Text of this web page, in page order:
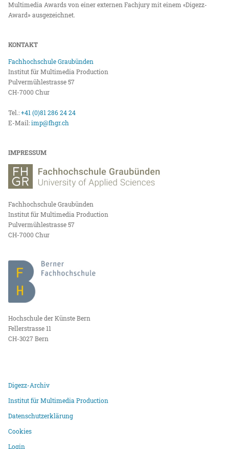
Multimedia Awards von einer externen Fachjury mit einem «Digezz-
Award» ausgezeichnet.
KONTAKT
Fachhochschule Graubünden
Institut für Multimedia Production
Pulvermühlestrasse 57
CH-7000 Chur
Tel.:+41 (0)81 286 24 24
E-Mail:imp@fhgr.ch
IMPRESSUM
Fachhochschule Graubünden
Institut für Multimedia Production
Pulvermühlestrasse 57
CH-7000 Chur
Hochschule der Künste Bern
Fellerstrasse 11
CH-3027 Bern
Digezz-Archiv
Institut für Multimedia Production
Datenschutzerklärung
Cookies
Login